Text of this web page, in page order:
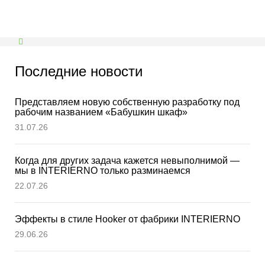
Последние новости
Представляем новую собственную разработку под
рабочим названием «Бабушкин шкаф»
31.07.26
Когда для других задача кажется невыполнимой —
мы в INTERIERNО только разминаемся
22.07.26
Эффекты в стиле Hooker от фабрики INTERIERNO
29.06.26